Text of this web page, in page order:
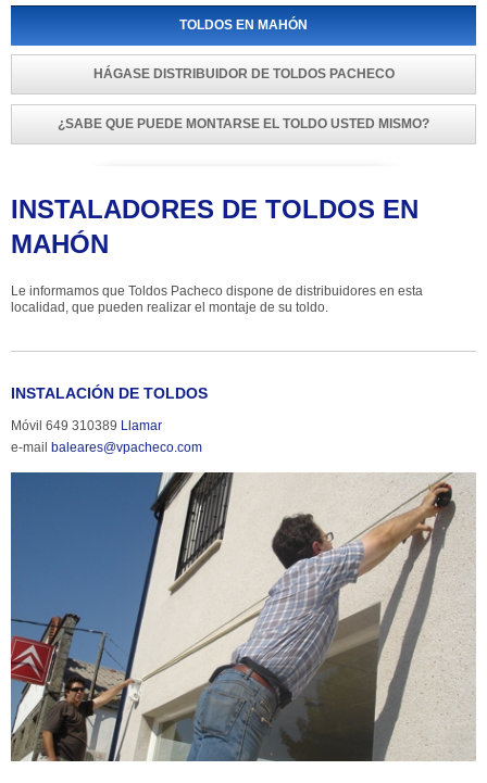
TOLDOS EN MAHÓN
HÁGASE DISTRIBUIDOR DE TOLDOS PACHECO
¿SABE QUE PUEDE MONTARSE EL TOLDO USTED MISMO?
INSTALADORES DE TOLDOS EN
MAHÓN
Le informamos que Toldos Pacheco dispone de distribuidores en esta
localidad, que pueden realizar el montaje de su toldo.
INSTALACIÓN DE TOLDOS
Móvil 649 310389 Llamar
e-mail baleares@vpacheco.com